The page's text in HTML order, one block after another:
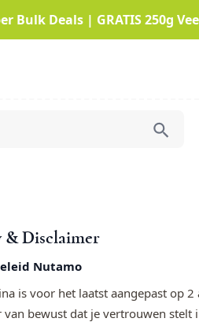
Bulk Deals | GRATIS 250g
& Disclaimer
Nutamo
is voor het laatst aangepast op
van bewust dat je vertrouwen